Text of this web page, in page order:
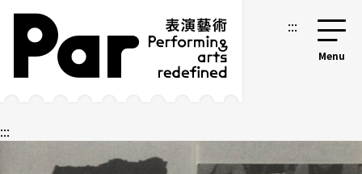
跳到主要内容区块
网站导览 :::
:::